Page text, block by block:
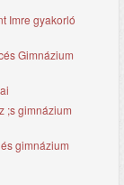
Imre gyakorló
Gimnázium
;s gimnázium
gimnázium